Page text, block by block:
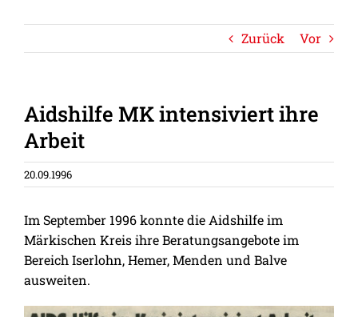
Zurück Vor
Aidshilfe MK intensiviert ihre
Arbeit
20.09.1996
Im September 1996 konnte die Aidshilfe im
Märkischen Kreis ihre Beratungsangebote im
Bereich Iserlohn, Hemer, Menden und Balve
ausweiten.